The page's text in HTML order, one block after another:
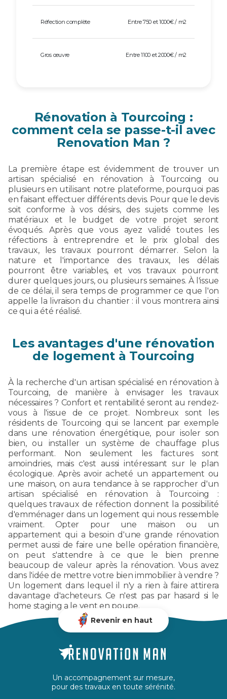
Réfection complète Entre 750 et 1000€ / m2
Gros œuvre Entre 1100 et 2000€ / m2
Rénovation à Tourcoing :
comment cela se passe-t-il avec
Renovation Man ?
La première étape est évidemment de trouver un
artisan spécialisé en rénovation à Tourcoing ou
plusieurs en utilisant notre plateforme, pourquoi pas
en faisant effectuer différents devis. Pour que le devis
soit conforme à vos désirs, des sujets comme les
matériaux et le budget de votre projet seront
évoqués. Après que vous ayez validé toutes les
réfections à entreprendre et le prix global des
travaux, les travaux pourront démarrer. Selon la
nature et l'importance des travaux, les délais
pourront être variables, et vos travaux pourront
durer quelques jours, ou plusieurs semaines. À l'issue
de ce délai, il sera temps de programmer ce que l'on
appelle la livraison du chantier : il vous montrera ainsi
ce qui a été réalisé.
Les avantages d'une rénovation
de logement à Tourcoing
À la recherche d'un artisan spécialisé en rénovation à
Tourcoing, de manière à envisager les travaux
nécessaires ? Confort et rentabilité seront au rendez-
vous à l'issue de ce projet. Nombreux sont les
résidents de Tourcoing qui se lancent par exemple
dans une rénovation énergétique, pour isoler son
bien, ou installer un système de chauffage plus
performant. Non seulement les factures sont
amoindries, mais c'est aussi intéressant sur le plan
écologique. Après avoir acheté un appartement ou
une maison, on aura tendance à se rapprocher d'un
artisan spécialisé en rénovation à Tourcoing :
quelques travaux de réfection donnent la possibilité
d'emménager dans un logement qui nous ressemble
vraiment. Opter pour une maison ou un
appartement qui a besoin d'une grande rénovation
permet aussi de faire une belle opération financière,
on peut s'attendre à ce que le bien prenne
beaucoup de valeur après la rénovation. Vous avez
dans l'idée de mettre votre bien immobilier à vendre ?
Un logement dans lequel il n'y a rien à faire attirera
davantage d'acheteurs. Ce n'est pas par hasard si le
home staging a le vent en poupe.
Revenir en haut
Un accompagnement sur mesure,
pour des travaux en toute sérénité.